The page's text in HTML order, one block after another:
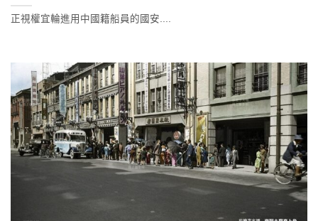
正視權宜輪進用中國籍船員的國安....